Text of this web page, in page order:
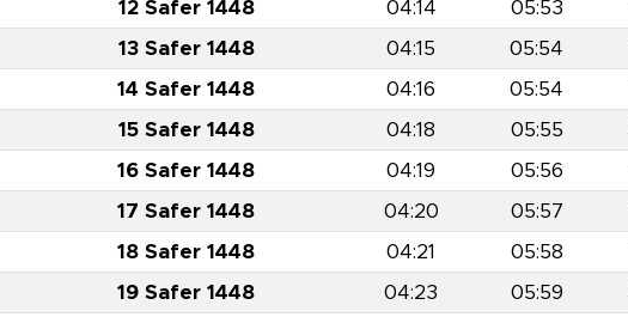
12 Safer 1448 04:14 05:53
13 Safer 1448 04:15 05:54
14 Safer 1448 04:16 05:54
15 Safer 1448 04:18 05:55
16 Safer 1448 04:19 05:56
17 Safer 1448 04:20 05:57
18 Safer 1448 04:21 05:58
19 Safer 1448 04:23 05:59